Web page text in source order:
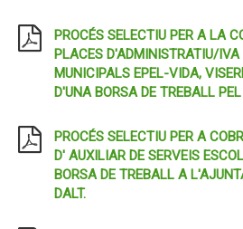
PROCÉS SELECTIU PER A LA
PLACES D'ADMINISTRATIU/IVA
MUNICIPALS EPEL-VIDA,
D'UNA BORSA DE TREBALL
PROCÉS SELECTIU PER A
D' AUXILIAR DE SERVEIS
BORSA DE TREBALL A
DALT.